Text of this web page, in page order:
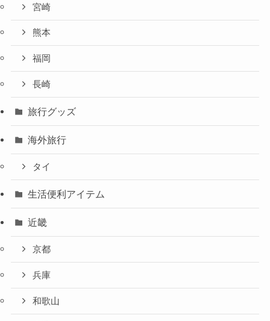
宮崎
熊本
福岡
長崎
旅行グッズ
海外旅行
タイ
生活便利アイテム
近畿
京都
兵庫
和歌山